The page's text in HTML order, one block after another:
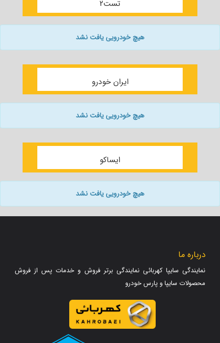
تست2
هیچ خودرویی یافت نشد
ایران خودرو
هیچ خودرویی یافت نشد
ایساکو
هیچ خودرویی یافت نشد
درباره ما
نمایندگی سایپا کهربائی نمایندگی برتر فروش و خدمات پس از فروش
محصولات سایپا و پارس خودرو